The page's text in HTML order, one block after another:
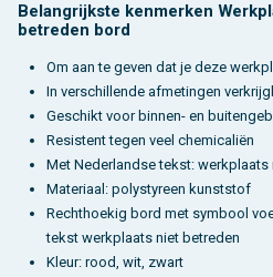
Belangrijkste kenmerken
betreden bord
Om aan te geven dat je deze
In verschillende afmetingen
Geschikt voor binnen- en
Resistent tegen veel chemicaliën
Met Nederlandse tekst: werkplaats
Materiaal: polystyreen kunststof
Rechthoekig bord met symbool
tekst werkplaats niet betreden
Kleur: rood, wit, zwart